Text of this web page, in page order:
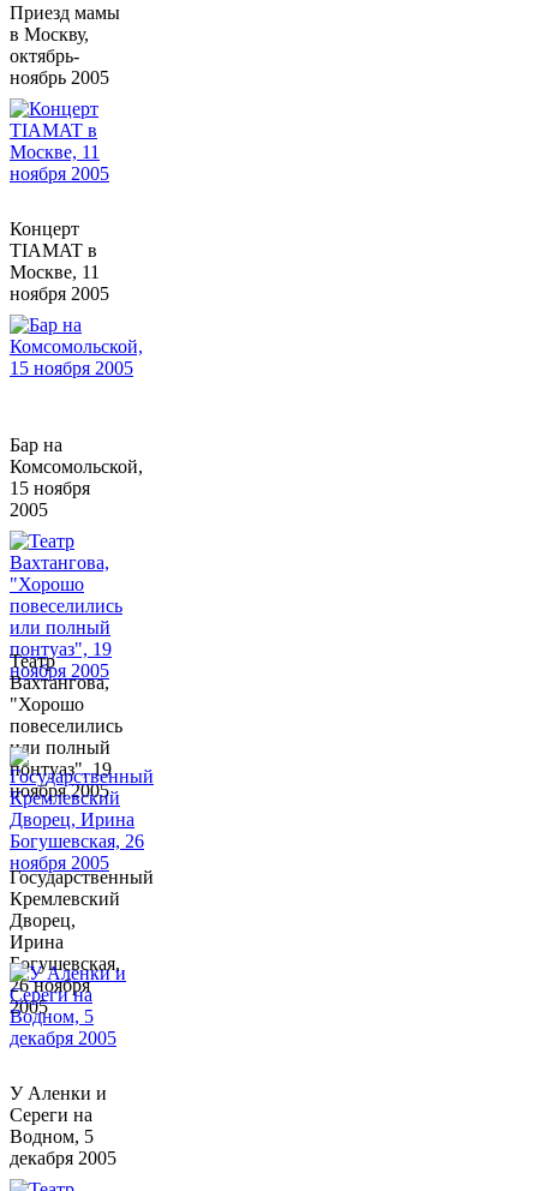
Приезд мамы
в Москву,
октябрь-
ноябрь 2005
Концерт
TIAMAT в
Москве, 11
ноября 2005
Бар на
Комсомольской,
15 ноября
2005
Театр
Вахтангова,
"Хорошо
повеселились
или полный
понтуаз", 19
ноября 2005
Государственный
Кремлевский
Дворец,
Ирина
Богушевская,
26 ноября
2005
У Аленки и
Сереги на
Водном, 5
декабря 2005